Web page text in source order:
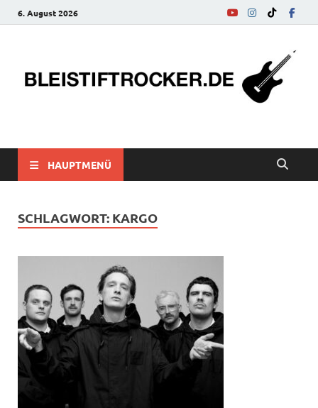
6. August 2026
bleistiftrocker.de
HAUPTMENÜ
SCHLAGWORT: KARGO